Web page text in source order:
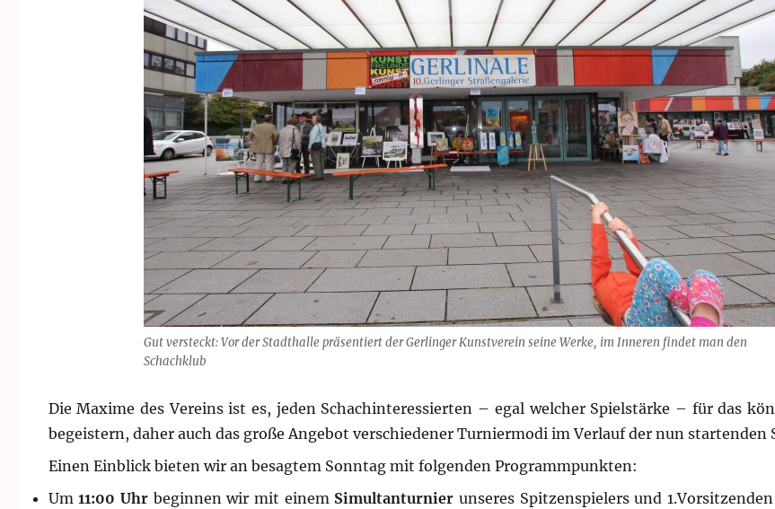
Gut versteckt: Vor der Stadthalle präsentiert der Gerlinger Kunstverein seine Werke, im Inneren findet man den
Schachklub
Die Maxime des Vereins ist es, jeden Schachinteressierten – egal welcher Spielstärke – für das
begeistern, daher auch das große Angebot verschiedener Turniermodi im Verlauf der nun startenden
Einen Einblick bieten wir an besagtem Sonntag mit folgenden Programmpunkten:
Um11:00 Uhrbeginnen wir mit einem Simultanturnier unseres Spitzenspielers und